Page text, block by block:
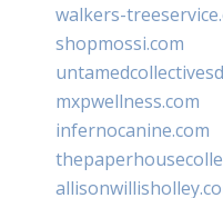
walkers-
shopmossi.com
mxpwellness.com
infernocanine.com